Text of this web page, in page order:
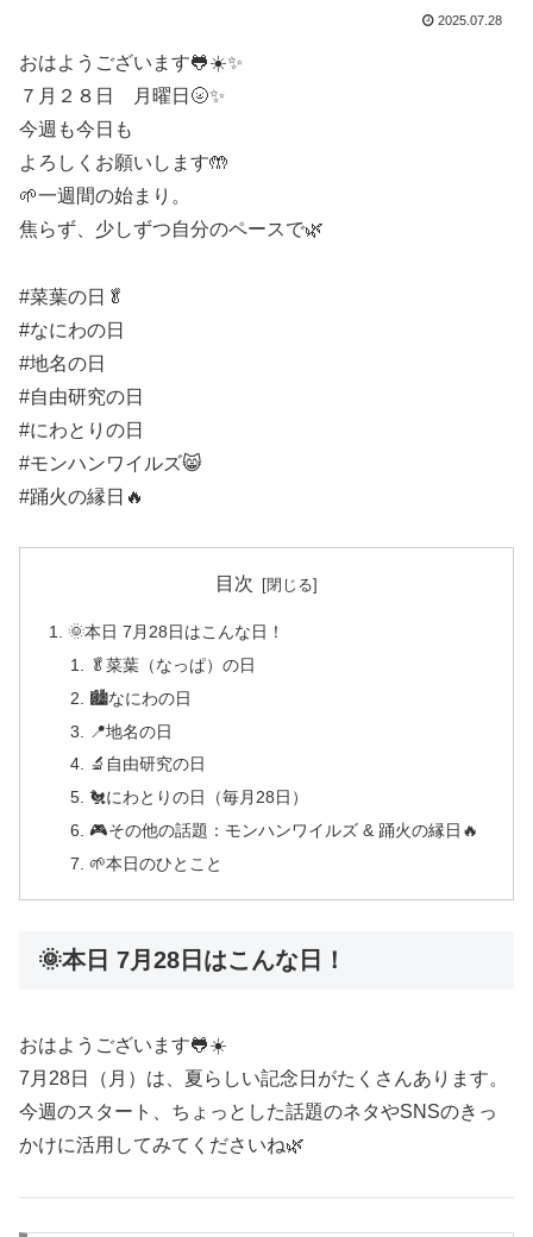
2025.07.28
おはようございます🐸☀️✨
７月２８日 月曜日🌝✨
今週も今日も
よろしくお願いします🤲
🌱一週間の始まり。
焦らず、少しずつ自分のペースで🌿
#菜葉の日🥬
#なにわの日
#地名の日
#自由研究の日
#にわとりの日
#モンハンワイルズ😸
#踊火の縁日🔥
目次
🌞本日 7月28日はこんな日！
🥬菜葉（なっぱ）の日
🏙️なにわの日
📍地名の日
🔬自由研究の日
🐔にわとりの日（毎月28日）
🎮その他の話題：モンハンワイルズ & 踊火の縁日🔥
🌱本日のひとこと
🌞本日 7月28日はこんな日！
おはようございます🐸☀️
7月28日（月）は、夏らしい記念日がたくさんあります。
今週のスタート、ちょっとした話題のネタやSNSのきっ
かけに活用してみてくださいね🌿